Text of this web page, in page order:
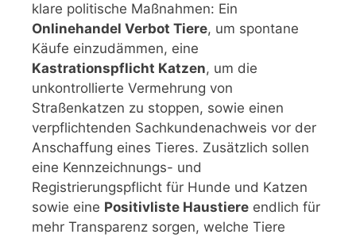
klare politische Maßnahmen: Ein
Onlinehandel Verbot Tiere, um spontane
Käufe einzudämmen, eine
Kastrationspflicht Katzen, um die
unkontrollierte Vermehrung von
Straßenkatzen zu stoppen, sowie einen
verpflichtenden Sachkundenachweis vor der
Anschaffung eines Tieres. Zusätzlich sollen
eine Kennzeichnungs- und
Registrierungspflicht für Hunde und Katzen
sowie eine Positivliste Haustiere endlich für
mehr Transparenz sorgen, welche Tiere